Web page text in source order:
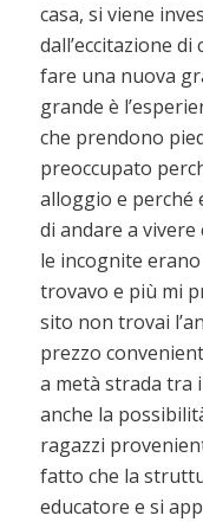
casa, si viene
dall’eccitazione
fare una nuova
grande è
che prendono
preoccupato
alloggio e perché
di andare a
le incognite
trovavo e più mi
sito non trovai
prezzo
a metà strada tra
anche la
ragazzi
fatto che la
educatore e si